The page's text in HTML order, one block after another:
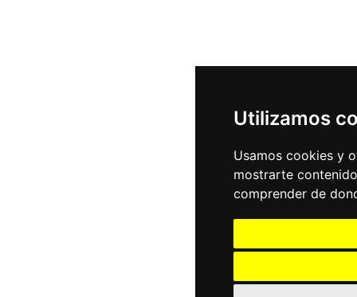
Utilizamos
Usamos cookies y
mostrarte
comprender de